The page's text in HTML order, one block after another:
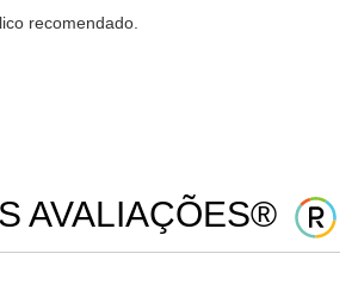
recomendado.
AVALIAÇÕES®